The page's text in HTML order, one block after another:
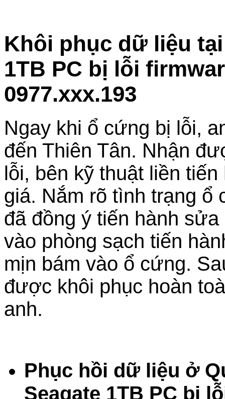
Khôi phục dữ liệu
1TB PC bị lỗi
0977.xxx.193
Ngay khi ổ cứng bị lỗi,
đến Thiên Tân. Nhận
lỗi, bên kỹ thuật liền
giá. Nắm rõ tình trạng ổ
đã đồng ý tiến hành
vào phòng sạch tiến
mịn bám vào ổ cứng.
được khôi phục hoàn
anh.
Phục hồi dữ liệu ở
Seagate 1TB PC bị